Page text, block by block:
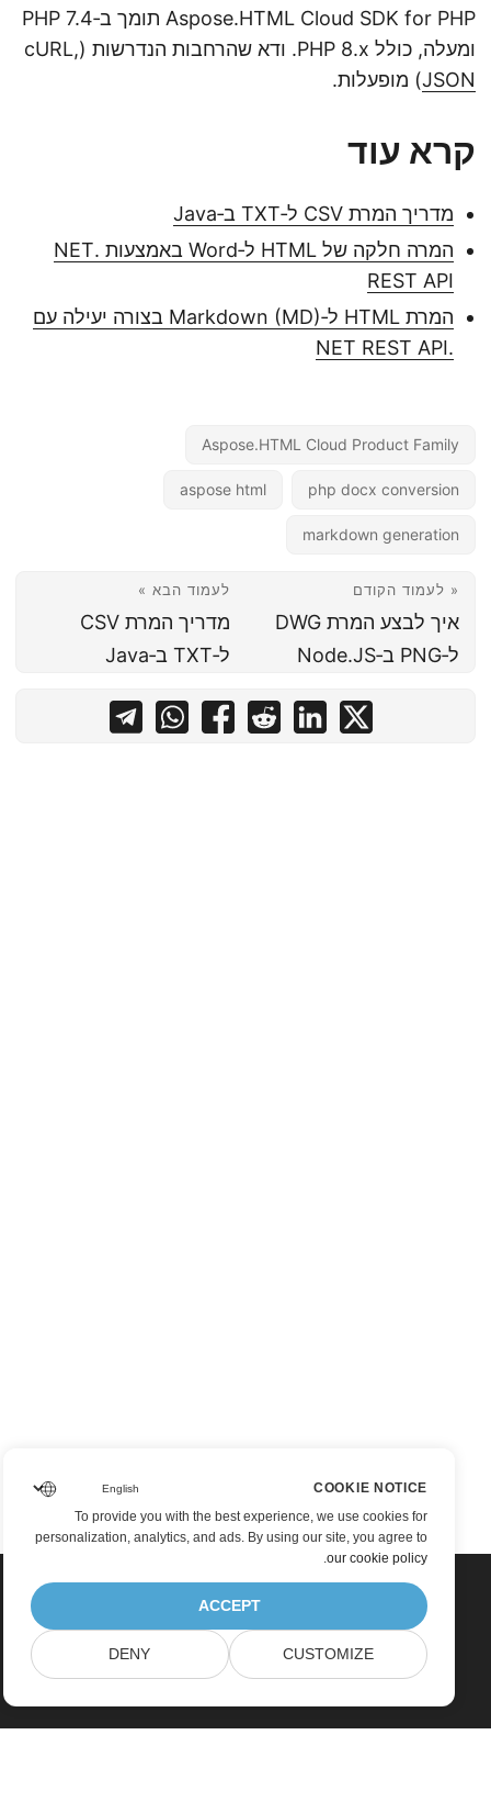
Aspose.HTML Cloud SDK for PHP תומך ב‑PHP 7.4
ומעלה, כולל PHP 8.x. ודא שהרחבות הנדרשות (cURL,
JSON) מופעלות.
קרא עוד
מדריך המרת CSV ל‑TXT ב‑Java
המרה חלקה של HTML ל‑Word באמצעות .NET
REST API
המרת HTML ל‑Markdown (MD) בצורה יעילה עם
Aspose.HTML Cloud Product Family
php docx conversion
aspose html
markdown generation
« לעמוד הקודם
איך לבצע המרת DWG
ל‑PNG ב‑Node.JS
לעמוד הבא »
מדריך המרת CSV
ל‑TXT ב‑Java
Home
COOKIE NOTICE
To provide you with the best experience, we use cookies for
personalization, analytics, and ads. By using our site, you agree to
our cookie policy
.
ACCEPT
CUSTOMIZE
DENY